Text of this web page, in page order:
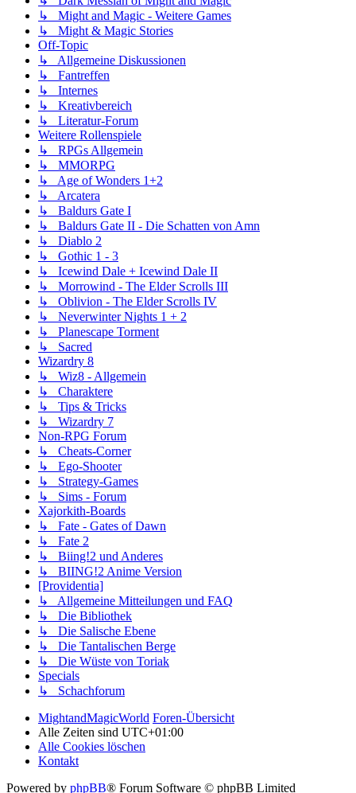
↳ Might and Magic - Weitere Games
↳ Might & Magic Stories
Off-Topic
↳ Allgemeine Diskussionen
↳ Fantreffen
↳ Internes
↳ Kreativbereich
↳ Literatur-Forum
Weitere Rollenspiele
↳ RPGs Allgemein
↳ MMORPG
↳ Age of Wonders 1+2
↳ Arcatera
↳ Baldurs Gate I
↳ Baldurs Gate II - Die Schatten von Amn
↳ Diablo 2
↳ Gothic 1 - 3
↳ Icewind Dale + Icewind Dale II
↳ Morrowind - The Elder Scrolls III
↳ Oblivion - The Elder Scrolls IV
↳ Neverwinter Nights 1 + 2
↳ Planescape Torment
↳ Sacred
Wizardry 8
↳ Wiz8 - Allgemein
↳ Charaktere
↳ Tips & Tricks
↳ Wizardry 7
Non-RPG Forum
↳ Cheats-Corner
↳ Ego-Shooter
↳ Strategy-Games
↳ Sims - Forum
Xajorkith-Boards
↳ Fate - Gates of Dawn
↳ Fate 2
↳ Biing!2 und Anderes
↳ BIING!2 Anime Version
[Providentia]
↳ Allgemeine Mitteilungen und FAQ
↳ Die Bibliothek
↳ Die Salische Ebene
↳ Die Tantalischen Berge
↳ Die Wüste von Toriak
Specials
↳ Schachforum
MightandMagicWorld Foren-Übersicht
Alle Zeiten sind UTC+01:00
Alle Cookies löschen
Kontakt
Powered by phpBB® Forum Software © phpBB Limited